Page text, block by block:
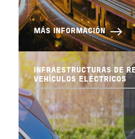
MÁS INFORMACIÓN
INFRAESTRUCTURAS DE
VEHÍCULOS ELÉCTRICOS